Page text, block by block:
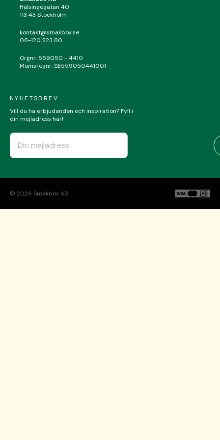
Hälsingegatan 40
113 43 Stockholm
kontakt@smakbox.se
08-120 223 80
Orgnr: 559050 - 4410
Momsregnr: SE559050441001
NYHETSBREV
Vill du ha erbjudanden och inspiration? Fyll i
din mejladress här!
© 2026 Smakbox AB